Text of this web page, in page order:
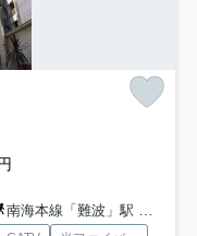
南海本線「難波」駅 徒歩9分